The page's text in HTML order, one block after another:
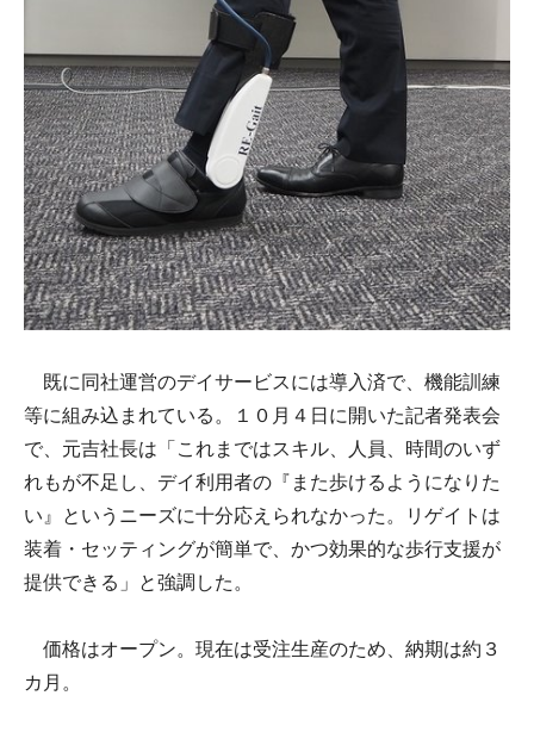
既に同社運営のデイサービスには導入済で、機能訓練
等に組み込まれている。１０月４日に開いた記者発表会
で、元吉社長は「これまではスキル、人員、時間のいず
れもが不足し、デイ利用者の『また歩けるようになりた
い』というニーズに十分応えられなかった。リゲイトは
装着・セッティングが簡単で、かつ効果的な歩行支援が
提供できる」と強調した。
価格はオープン。現在は受注生産のため、納期は約３
カ月。